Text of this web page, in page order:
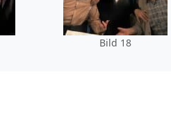
Bild 18